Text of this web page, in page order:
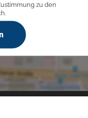
zu den